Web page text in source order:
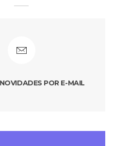
POR E-MAIL